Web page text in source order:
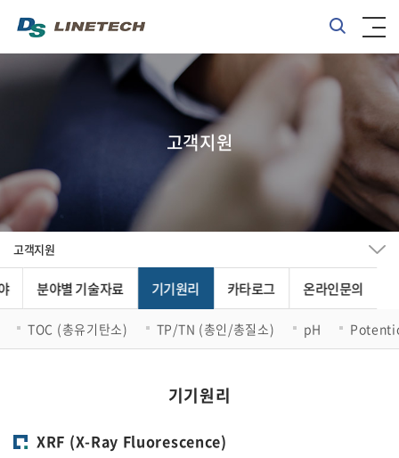
고객지원
고객지원
분야별 기술자료 기기원리 카타로그 온라인문의
TOC (총유기탄소) TP/TN (총인/총질소) pH
기기원리
XRF (X-Ray Fluorescence)